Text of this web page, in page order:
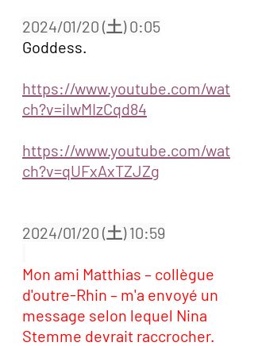
2024/01/20 (土) 0:05
Goddess.
https://www.youtube.com/wat
ch?v=iIwMIzCqd84
https://www.youtube.com/wat
ch?v=qUFxAxTZJZg
2024/01/20 (土) 10:59
Mon ami Matthias – collègue
d'outre-Rhin – m'a envoyé un
message selon lequel Nina
Stemme devrait raccrocher.